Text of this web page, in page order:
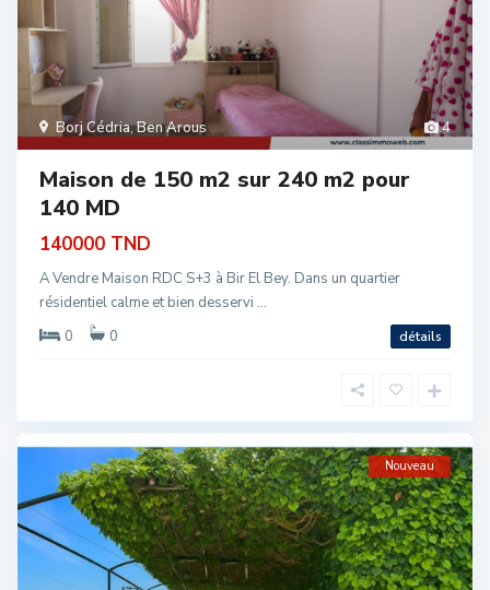
4
Borj Cédria,Ben Arous
Maison de 150 m2 sur 240 m2 pour
140 MD
140000 TND
A Vendre Maison RDC S+3 à Bir El Bey. Dans un quartier
résidentiel calme et bien desservi ...
0
0 détails
Nouveau